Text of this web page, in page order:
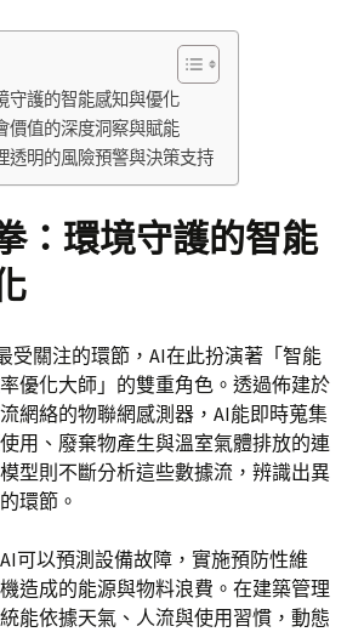
守護的智能感知與優化
價值的深度洞察與賦能
透明的風險預警與決策支持
：環境守護的智能
受關注的環節，AI在此扮演著「智能
優化大師」的雙重角色。透過佈建於
網絡的物聯網感測器，AI能即時蒐集
用、廢棄物產生與溫室氣體排放的連
型則不斷分析這些數據流，辨識出異
環節。
可以預測設備故障，實施預防性維
造成的能源與物料浪費。在建築管理
能依據天氣、人流與使用習慣，動態